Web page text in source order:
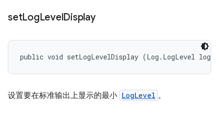
setLogLevelDisplay
public void setLogLevelDisplay (Log.LogLevel
设置要在标准输出上显示的最小 LogLevel 。